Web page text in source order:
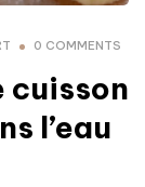
0 COMMENTS
cuisson
l’eau